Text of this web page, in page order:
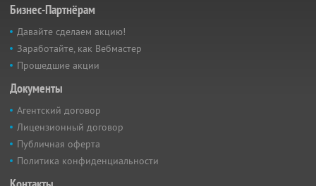
Бизнес-Партнёрам
Давайте сделаем акцию!
Заработайте, как Вебмастер
Прошедшие акции
Документы
Агентский договор
Лицензионный договор
Публичная оферта
Политика конфиденциальности